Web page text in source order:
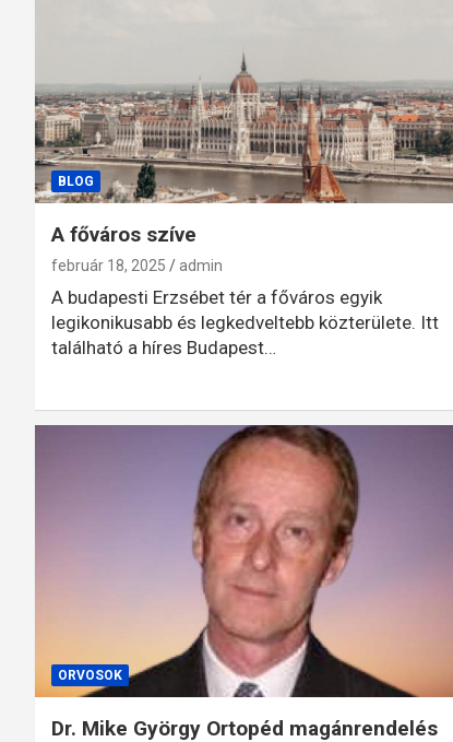
BLOG
A főváros szíve
február 18, 2025 admin
A budapesti Erzsébet tér a főváros egyik
legikonikusabb és legkedveltebb közterülete. Itt
található a híres Budapest…
ORVOSOK
Dr. Mike György Ortopéd magánrendelés